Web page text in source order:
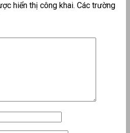
hiển thị công khai. Các trường